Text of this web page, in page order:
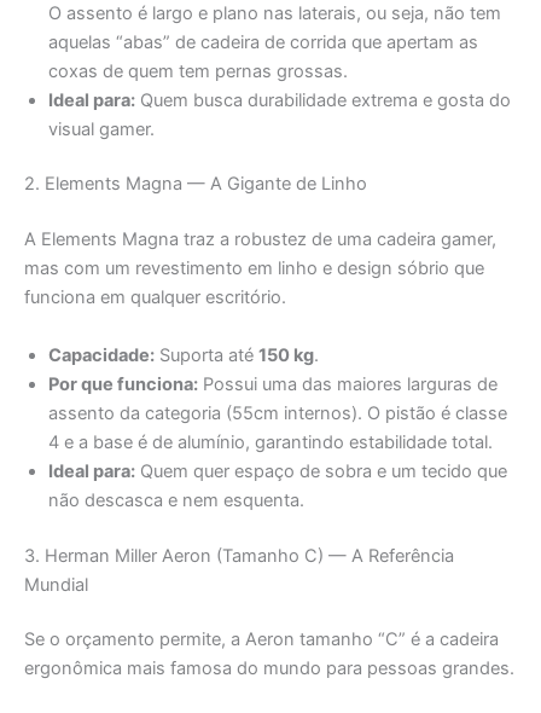
O assento é largo e plano nas laterais, ou seja, não tem
aquelas “abas” de cadeira de corrida que apertam as
coxas de quem tem pernas grossas.
Ideal para: Quem busca durabilidade extrema e gosta do
visual gamer.
2. Elements Magna — A Gigante de Linho
A Elements Magna traz a robustez de uma cadeira gamer,
mas com um revestimento em linho e design sóbrio que
funciona em qualquer escritório.
Capacidade: Suporta até 150 kg.
Por que funciona: Possui uma das maiores larguras de
assento da categoria (55cm internos). O pistão é classe
4 e a base é de alumínio, garantindo estabilidade total.
Ideal para: Quem quer espaço de sobra e um tecido que
não descasca e nem esquenta.
3. Herman Miller Aeron (Tamanho C) — A Referência
Mundial
Se o orçamento permite, a Aeron tamanho “C” é a cadeira
ergonômica mais famosa do mundo para pessoas grandes.